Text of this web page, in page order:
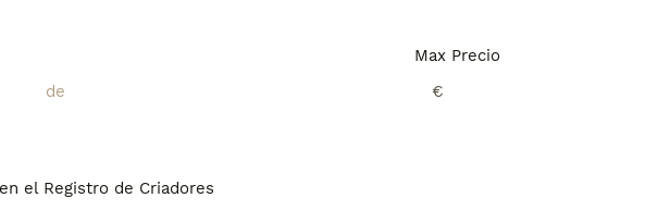
Max Precio
€
el Registro de Criadores